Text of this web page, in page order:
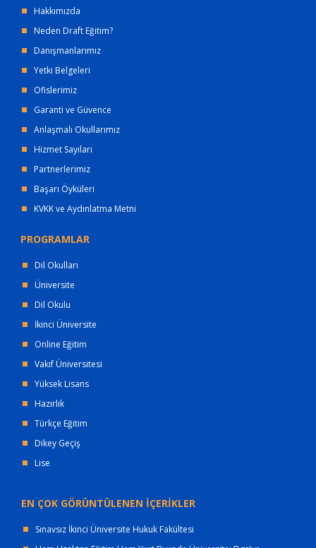
Hakkımızda
Neden Draft Eğitim?
Danışmanlarımız
Yetki Belgeleri
Ofislerimiz
Garanti ve Güvence
Anlaşmalı Okullarımız
Hizmet Sayıları
Partnerlerimiz
Başarı Öyküleri
KVKK ve Aydınlatma Metni
PROGRAMLAR
Dil Okulları
Üniversite
Dil Okulu
İkinci Üniversite
Online Eğitim
Vakıf Üniversitesi
Yüksek Lisans
Hazırlık
Türkçe Eğitim
Dikey Geçiş
Lise
EN ÇOK GÖRÜNTÜLENEN İÇERİKLER
Sınavsız İkinci Üniversite Hukuk Fakültesi